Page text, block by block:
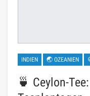
INDIEN 🌏 OZEANIEN
🍵 Ceylon-